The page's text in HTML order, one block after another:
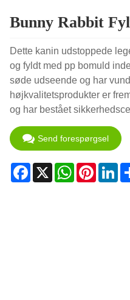
Bunny Rabbit
Dette kanin udstoppede
og fyldt med pp bomuld
søde udseende og har
højkvalitetsprodukter er
og har bestået
Send forespørgsel
Facebook
X WhatsApp